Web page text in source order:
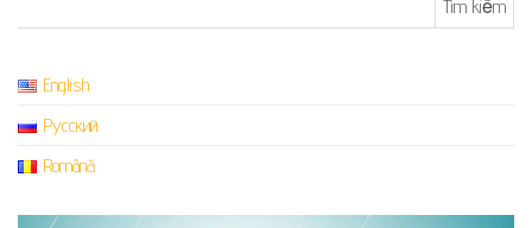
English
Русский
Română